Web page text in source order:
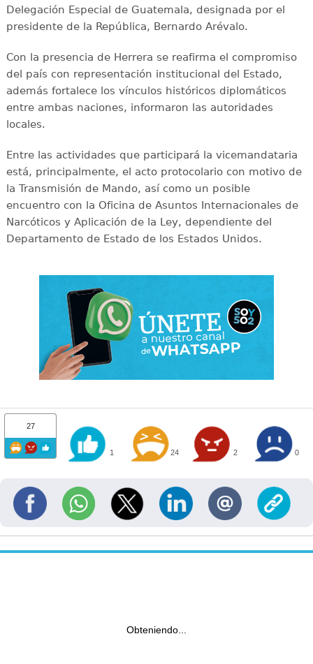
Delegación Especial de Guatemala, designada por el
presidente de la República, Bernardo Arévalo.
Con la presencia de Herrera se reafirma el compromiso
del país con representación institucional del Estado,
además fortalece los vínculos históricos diplomáticos
entre ambas naciones, informaron las autoridades
locales.
Entre las actividades que participará la vicemandataria
está, principalmente, el acto protocolario con motivo de
la Transmisión de Mando, así como un posible
encuentro con la Oficina de Asuntos Internacionales de
Narcóticos y Aplicación de la Ley, dependiente del
Departamento de Estado de los Estados Unidos.
27
1 24 2 0
Obteniendo...